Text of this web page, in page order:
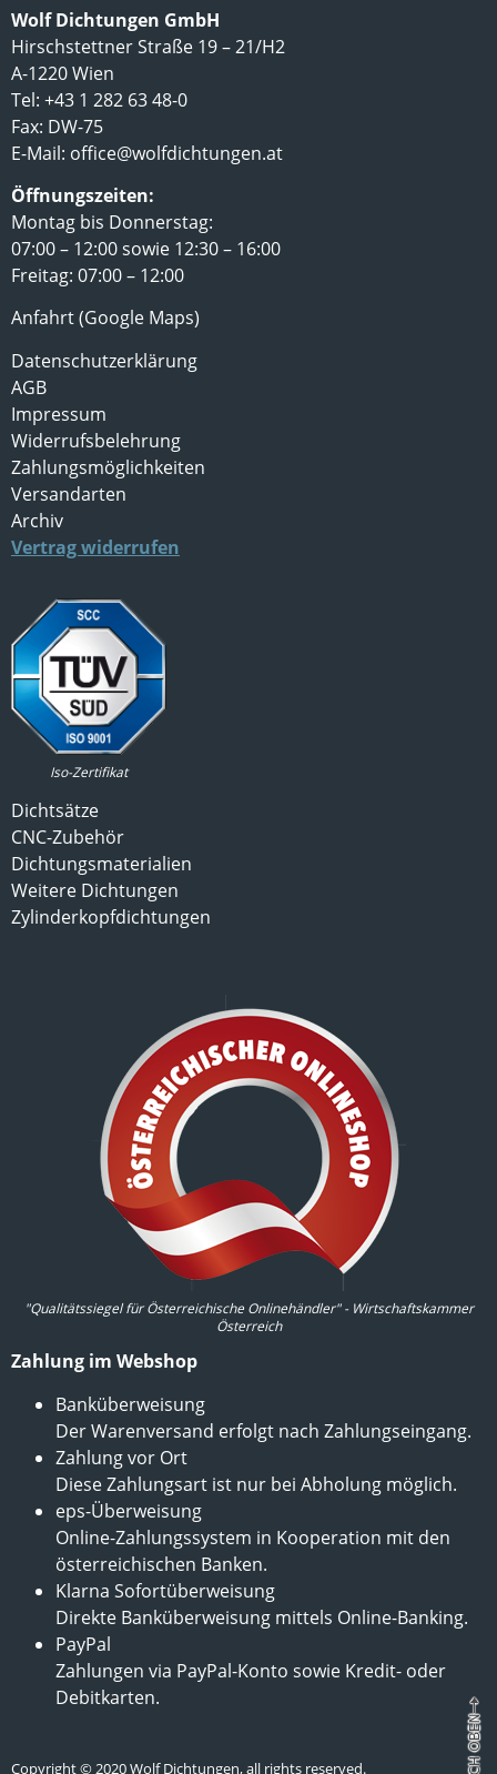
Wolf Dichtungen GmbH
Hirschstettner Straße 19 – 21/H2
A-1220 Wien
Tel: +43 1 282 63 48-0
Fax: DW-75
E-Mail: office@wolfdichtungen.at
Öffnungszeiten:
Montag bis Donnerstag:
07:00 – 12:00 sowie 12:30 – 16:00
Freitag: 07:00 – 12:00
Anfahrt (Google Maps)
Datenschutzerklärung
AGB
Impressum
Widerrufsbelehrung
Zahlungsmöglichkeiten
Versandarten
Archiv
Vertrag widerrufen
Iso-Zertifikat
Dichtsätze
CNC-Zubehör
Dichtungsmaterialien
Weitere Dichtungen
Zylinderkopfdichtungen
"Qualitätssiegel für Österreichische Onlinehändler" - Wirtschaftskammer
Österreich
Zahlung im Webshop
Banküberweisung
Der Warenversand erfolgt nach Zahlungseingang.
Zahlung vor Ort
Diese Zahlungsart ist nur bei Abholung möglich.
eps-Überweisung
Online-Zahlungssystem in Kooperation mit den
österreichischen Banken.
Klarna Sofortüberweisung
Direkte Banküberweisung mittels Online-Banking.
PayPal
Zahlungen via PayPal-Konto sowie Kredit- oder
Debitkarten.
Copyright © 2020 Wolf Dichtungen, all rights reserved.